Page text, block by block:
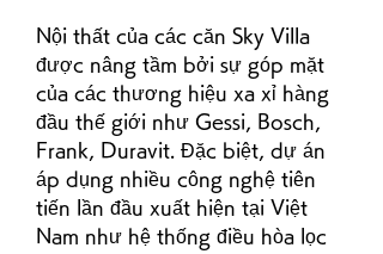
Nội thất của các căn Sky Villa
được nâng tầm bởi sự góp mặt
của các thương hiệu xa xỉ hàng
đầu thế giới như Gessi, Bosch,
Frank, Duravit. Đặc biệt, dự án
áp dụng nhiều công nghệ tiên
tiến lần đầu xuất hiện tại Việt
Nam như hệ thống điều hòa lọc